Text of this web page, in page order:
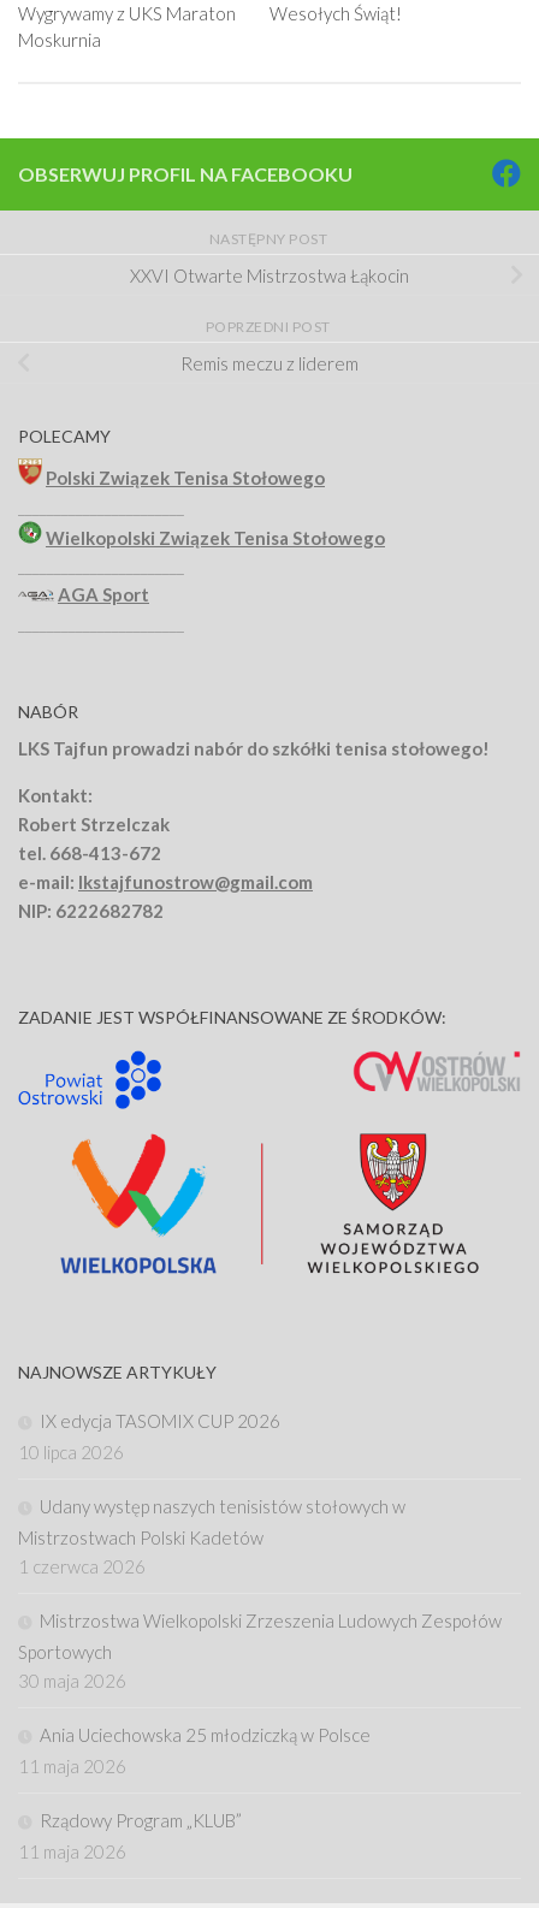
Wygrywamy z UKS Maraton
Moskurnia
Wesołych Świąt!
OBSERWUJ PROFIL NA FACEBOOKU
NASTĘPNY POST
XXVI Otwarte Mistrzostwa Łąkocin
POPRZEDNI POST
Remis meczu z liderem
POLECAMY
Polski Związek Tenisa Stołowego
Wielkopolski Związek Tenisa Stołowego
AGA Sport
NABÓR
LKS Tajfun prowadzi nabór do szkółki tenisa stołowego!
Kontakt:
Robert Strzelczak
tel. 668-413-672
e-mail: lkstajfunostrow@gmail.com
NIP: 6222682782
ZADANIE JEST WSPÓŁFINANSOWANE ZE ŚRODKÓW:
NAJNOWSZE ARTYKUŁY
IX edycja TASOMIX CUP 2026
10 lipca 2026
Udany występ naszych tenisistów stołowych w
Mistrzostwach Polski Kadetów
1 czerwca 2026
Mistrzostwa Wielkopolski Zrzeszenia Ludowych Zespołów
Sportowych
30 maja 2026
Ania Uciechowska 25 młodziczką w Polsce
11 maja 2026
Rządowy Program „KLUB”
11 maja 2026